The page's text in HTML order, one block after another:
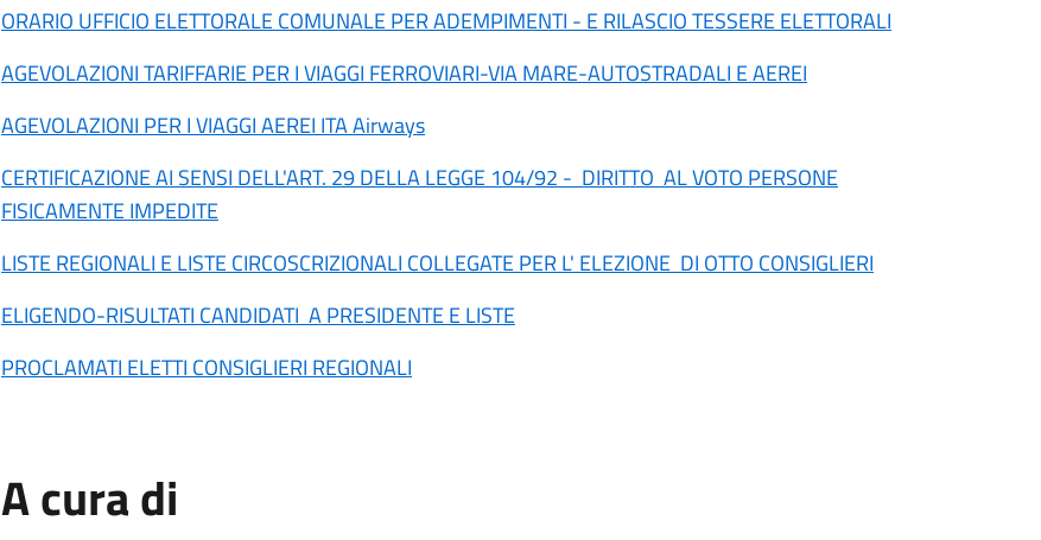
ORARIO UFFICIO ELETTORALE COMUNALE PER ADEMPIMENTI - E RILASCIO TESSERE ELETTORALI
AGEVOLAZIONI TARIFFARIE PER I VIAGGI FERROVIARI-VIA MARE-AUTOSTRADALI E AEREI
AGEVOLAZIONI PER I VIAGGI AEREI ITA Airways
CERTIFICAZIONEAI SENSI DELL'ART. 29 DELLA LEGGE 104/92 - DIRITTO AL VOTO PERSONE
FISICAMENTE IMPEDITE
LISTE REGIONALI E LISTE CIRCOSCRIZIONALI COLLEGATE PER L' ELEZIONE DI OTTO CONSIGLIERI
ELIGENDO-RISULTATI CANDIDATI A PRESIDENTE E LISTE
PROCLAMATI ELETTI CONSIGLIERI REGIONALI
A cura di